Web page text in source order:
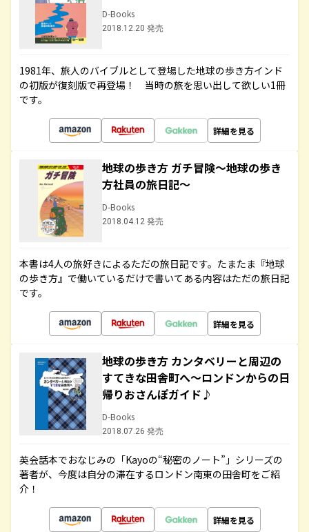
D-Books
2018.12.20 発売
1981年、旅人のバイブルとして登場した地球の歩き方インド
の初版が復刻版で再登場！ 当時の旅を思い出して欲しい1冊
です。
詳細を見る
地球の歩き方 ガチ冒険～地球の歩き
方社員の旅日記～
D-Books
2018.04.12 発売
本書は4人の旅好きによるただの旅日記です。たまたま『地球
の歩き方』で働いているだけで書いてある内容はただの旅日記
です。
詳細を見る
地球の歩き方 カンタベリーと周辺の
すてきな田舎町へ～ロンドンからの日
帰りおさんぽガイド♪
D-Books
2018.07.26 発売
英会話本でおなじみの「Kayoの“秘密のノート”」シリーズの
著者が、今度は自分の滞在するロンドン南東の田舎町をご紹
介！
詳細を見る